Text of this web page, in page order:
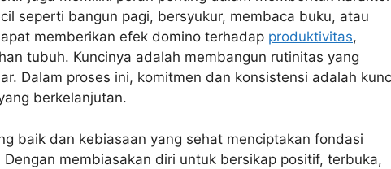
seperti bangun pagi, bersyukur, membaca buku, atau
memberikan efek domino terhadap produktivitas,
tubuh. Kuncinya adalah membangun rutinitas yang
Dalam proses ini, komitmen dan konsistensi adalah
berkelanjutan.
baik dan kebiasaan yang sehat menciptakan fondasi
membiasakan diri untuk bersikap positif, terbuka,